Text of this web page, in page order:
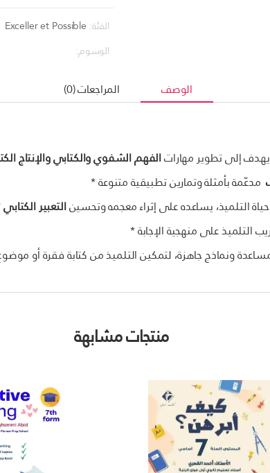
الفئة: Exceller et Possible
الوسوم:
الوصف المراجعات (0)
إلى تطوير مهاراتالفهم الشفوي والكتابي والإنتاج
مدعّمة بأمثلة وتمارين تطبيقية متنوعة *
التلميذ، يساعده على إثراء معجمه وتحسينالتعبير الكتابي
التلميذ على منهجية الإجابة *
ونماذج جاهزة، لتمكين التلميذ من كتابة فقرة أو
منتجات مشابهة